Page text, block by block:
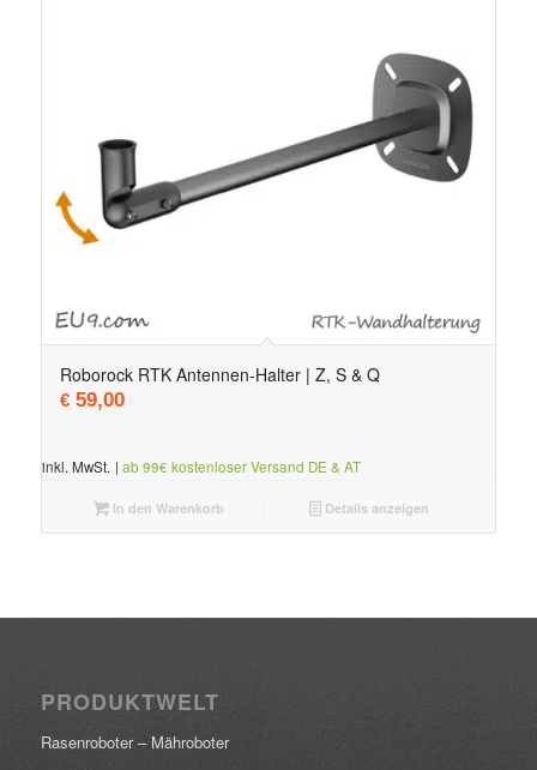
Roborock RTK Antennen-Halter | Z, S & Q
€59,00
inkl. MwSt. | ab 99€ kostenloser Versand DE & AT
In den Warenkorb Details anzeigen
PRODUKTWELT
Rasenroboter – Mähroboter